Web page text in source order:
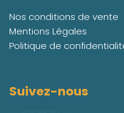
Nos conditions de vente
Mentions Légales
Politique de
Suivez-nous